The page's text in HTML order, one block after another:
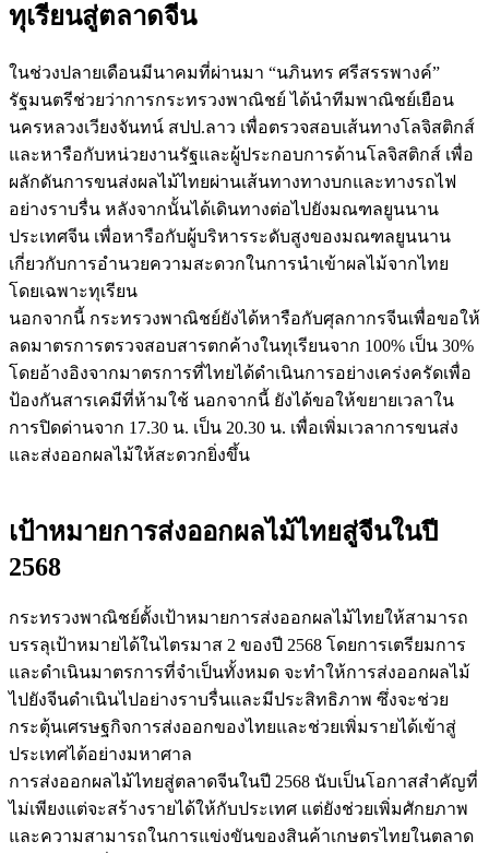
ทุเรียนสู่ตลาดจีน
ในช่วงปลายเดือนมีนาคมที่ผ่านมา “นภินทร ศรีสรรพางค์”
รัฐมนตรีช่วยว่าการกระทรวงพาณิชย์ ได้นำทีมพาณิชย์เยือน
นครหลวงเวียงจันทน์ สปป.ลาว เพื่อตรวจสอบเส้นทางโลจิสติกส์
และหารือกับหน่วยงานรัฐและผู้ประกอบการด้านโลจิสติกส์ เพื่อ
ผลักดันการขนส่งผลไม้ไทยผ่านเส้นทางทางบกและทางรถไฟ
อย่างราบรื่น หลังจากนั้นได้เดินทางต่อไปยังมณฑลยูนนาน
ประเทศจีน เพื่อหารือกับผู้บริหารระดับสูงของมณฑลยูนนาน
เกี่ยวกับการอำนวยความสะดวกในการนำเข้าผลไม้จากไทย
โดยเฉพาะทุเรียน
นอกจากนี้ กระทรวงพาณิชย์ยังได้หารือกับศุลกากรจีนเพื่อขอให้
ลดมาตรการตรวจสอบสารตกค้างในทุเรียนจาก 100% เป็น 30%
โดยอ้างอิงจากมาตรการที่ไทยได้ดำเนินการอย่างเคร่งครัดเพื่อ
ป้องกันสารเคมีที่ห้ามใช้ นอกจากนี้ ยังได้ขอให้ขยายเวลาใน
การปิดด่านจาก 17.30 น. เป็น 20.30 น. เพื่อเพิ่มเวลาการขนส่ง
และส่งออกผลไม้ให้สะดวกยิ่งขึ้น
เป้าหมายการส่งออกผลไม้ไทยสู่จีนในปี
2568
กระทรวงพาณิชย์ตั้งเป้าหมายการส่งออกผลไม้ไทยให้สามารถ
บรรลุเป้าหมายได้ในไตรมาส 2 ของปี 2568 โดยการเตรียมการ
และดำเนินมาตรการที่จำเป็นทั้งหมด จะทำให้การส่งออกผลไม้
ไปยังจีนดำเนินไปอย่างราบรื่นและมีประสิทธิภาพ ซึ่งจะช่วย
กระตุ้นเศรษฐกิจการส่งออกของไทยและช่วยเพิ่มรายได้เข้าสู่
ประเทศได้อย่างมหาศาล
การส่งออกผลไม้ไทยสู่ตลาดจีนในปี 2568 นับเป็นโอกาสสำคัญที่
ไม่เพียงแต่จะสร้างรายได้ให้กับประเทศ แต่ยังช่วยเพิ่มศักยภาพ
และความสามารถในการแข่งขันของสินค้าเกษตรไทยในตลาด